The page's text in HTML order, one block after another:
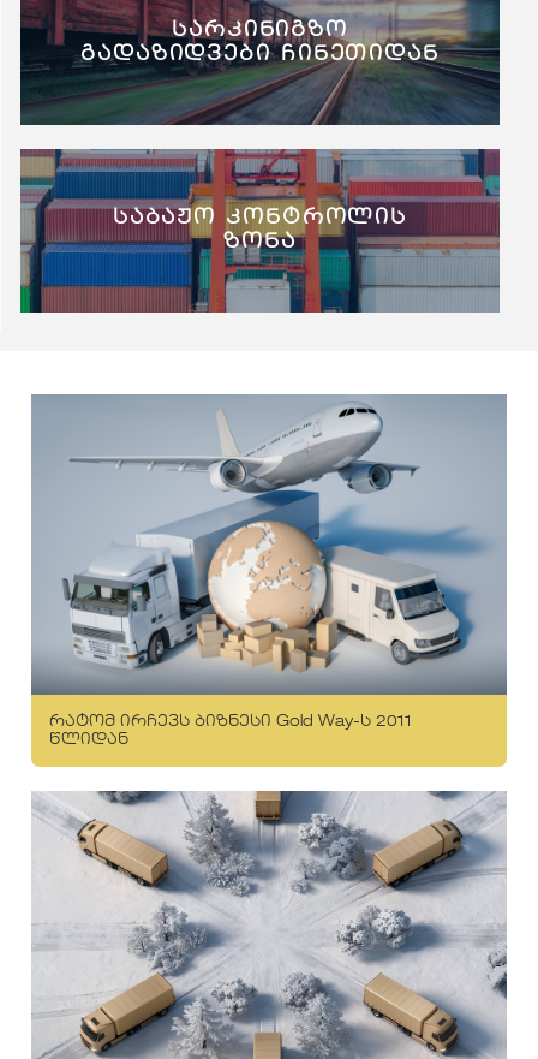
სარკინიგზო
გადაზიდვები ჩინეთიდან
საბაჟო კონტროლის
ზონა
რატომ ირჩევს ბიზნესი Gold Way-ს 2011
წლიდან